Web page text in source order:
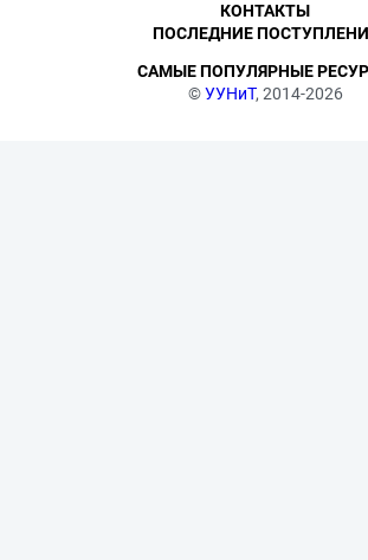
©УУНиТ, 2014-2026
КОНТАКТЫ
ПОСЛЕДНИЕ
САМЫЕ ПОПУЛЯРНЫЕ